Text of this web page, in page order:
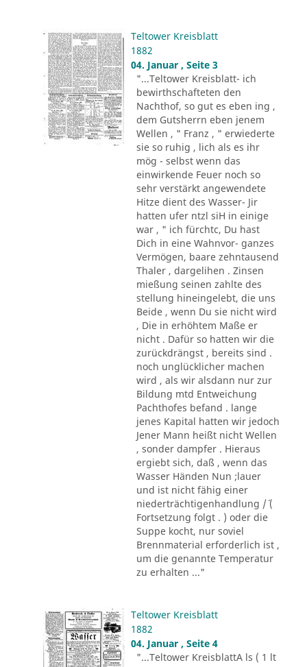
Teltower Kreisblatt
1882
04. Januar , Seite 3
"...Teltower Kreisblatt- ich
bewirthschafteten den
Nachthof, so gut es eben ing ,
dem Gutsherrn eben jenem
Wellen , " Franz , " erwiederte
sie so ruhig , lich als es ihr
mög - selbst wenn das
einwirkende Feuer noch so
sehr verstärkt angewendete
Hitze dient des Wasser- Jir
hatten ufer ntzl siH in einige
war , " ich fürchtc, Du hast
Dich in eine Wahnvor- ganzes
Vermögen, baare zehntausend
Thaler , dargelihen . Zinsen
mießung seinen zahlte des
stellung hineingelebt, die uns
Beide , wenn Du sie nicht wird
, Die in erhöhtem Maße er
nicht . Dafür so hatten wir die
zurückdrängst , bereits sind .
noch unglücklicher machen
wird , als wir alsdann nur zur
Bildung mtd Entweichung
Pachthofes befand . lange
jenes Kapital hatten wir jedoch
Jener Mann heißt nicht Wellen
, sonder dampfer . Hieraus
ergiebt sich, daß , wenn das
Wasser Händen Nun ;lauer
und ist nicht fähig einer
niederträchtigenhandlung /´ (
Fortsetzung folgt . ) oder die
Suppe kocht, nur soviel
Brennmaterial erforderlich ist ,
um die genannte Temperatur
zu erhalten ..."
Teltower Kreisblatt
1882
04. Januar , Seite 4
"...Teltower KreisblattA ls ( 1 lt